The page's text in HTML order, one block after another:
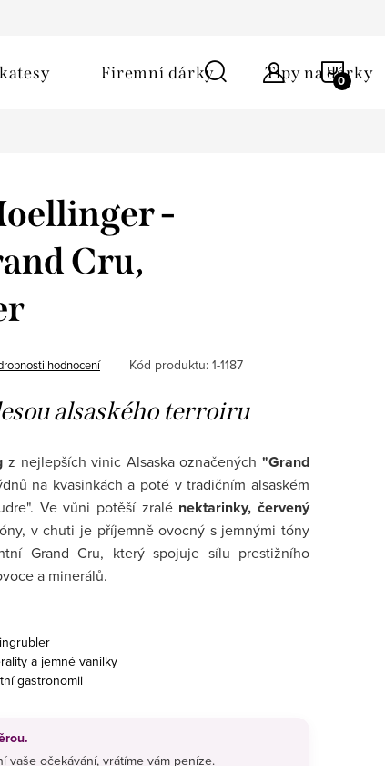
Firemní dárky Tipy na dárky
-
Cru,
hodnocení Kód produktu: 1-1187
alsaského terroiru
z nejlepších vinic Alsaska označených "Grand
na kvasinkách a poté v tradičním alsaském
Ve vůni potěší zralé nektarinky, červený
v chuti je příjemně ovocný s jemnými tóny
Grand Cru, který spojuje sílu prestižního
a minerálů.
a jemné vanilky
gastronomii
vaše očekávání, vrátíme vám peníze.